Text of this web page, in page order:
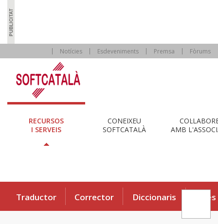
Notícies Esdeveniments Premsa Fòrums
RECURSOS
I SERVEIS
CONEIXEU
SOFTCATALÀ
AMB
Traductor Corrector Diccionaris Eines